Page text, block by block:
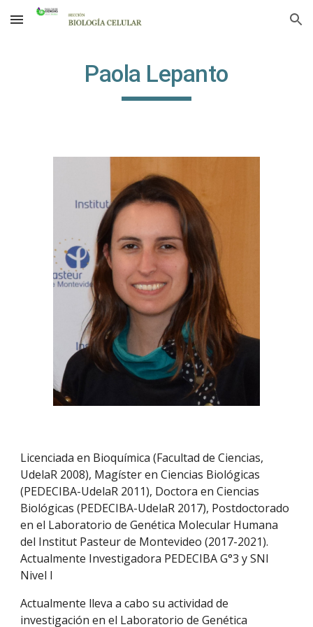
Skip to main content Skip to navigation
Paola Lepanto
Licenciada en Bioquímica (Facultad de Ciencias,
UdelaR 2008), Magíster en Ciencias Biológicas
(PEDECIBA-UdelaR 2011), Doctora en Ciencias
Biológicas (PEDECIBA-UdelaR 2017), Postdoctorado
en el Laboratorio de Genética Molecular Humana
del Institut Pasteur de Montevideo (2017-2021).
Actualmente Investigadora PEDECIBA G°3 y SNI
Nivel I
Actualmente lleva a cabo su actividad de
investigación en el Laboratorio de Genética